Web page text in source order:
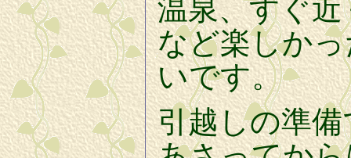
温泉、すぐ
など楽しか
いです。
引越しの準